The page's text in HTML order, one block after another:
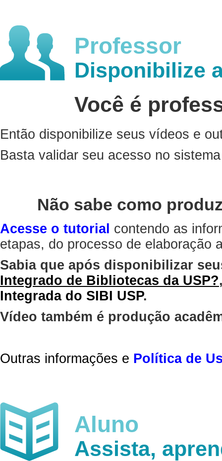
Professor
Disponibilize
Você é
Então disponibilize seus vídeos e
Basta validar seu acesso no
Não sabe como
Acesse o tutorial contendo as
etapas, do processo de elaboração
Sabia que após disponibilizar
Integrado de Bibliotecas da USP?
Integrada do SIBI USP.
Vídeo também é produção
Outras informações e Política de
Aluno
Assista,